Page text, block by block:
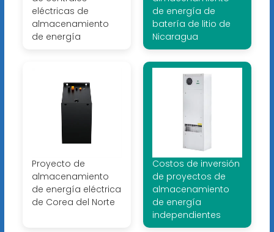
eléctricas de
almacenamiento
de energía
de energía de
batería de litio de
Nicaragua
Proyecto de
almacenamiento
de energía eléctrica
de Corea del Norte
Costos de inversión
de proyectos de
almacenamiento
de energía
independientes